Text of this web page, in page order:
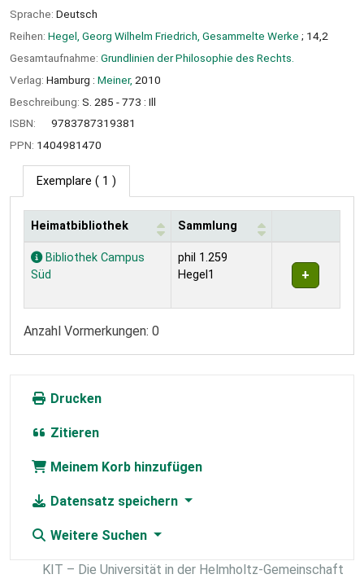
Sprache: Deutsch
Reihen: Hegel, Georg Wilhelm Friedrich, Gesammelte Werke ; 14,2
Gesamtaufnahme: Grundlinien der Philosophie des Rechts.
Verlag: Hamburg : Meiner, 2010
Beschreibung: S. 285 - 773 : Ill
ISBN:
9783787319381
PPN: 1404981470
Exemplare ( 1 )
Exemplare
Heimatbibliothek Sammlung
Bibliothek Campus
Süd
phil 1.259
Hegel1
Anzahl Vormerkungen: 0
Drucken
Zitieren
Meinem Korb hinzufügen
Datensatz speichern
Weitere Suchen
KIT – Die Universität in der Helmholtz-Gemeinschaft